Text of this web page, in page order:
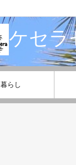
ケセラ
暮らし